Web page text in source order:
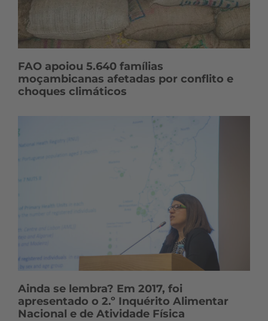
FAO apoiou 5.640 famílias
moçambicanas afetadas por conflito e
choques climáticos
Ainda se lembra? Em 2017, foi
apresentado o 2.º Inquérito Alimentar
Nacional e de Atividade Física